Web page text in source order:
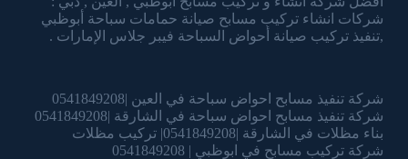
شركات انشاء تركيب مسابح صيانة حمامات سباحة أبوظبي
,تنفيذ تركيب صيانة أحواض السباحة فيبر جلاس الإمارات .
شركة تنفيذ مسابح احواض سباحة في العين |0541849208
شركة تنفيذ مسابح احواض سباحة في الشارقة |0541849208
بناء مظلات في الشارقة |0541849208| تركيب مظلات
شركة تركيب مسابح في ابوظبي | 0541849208